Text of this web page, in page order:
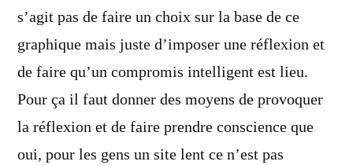
s’agit pas de faire un choix sur la base de ce
graphique mais juste d’imposer une réflexion et
de faire qu’un compromis intelligent est lieu.
Pour ça il faut donner des moyens de provoquer
la réflexion et de faire prendre conscience que
oui, pour les gens un site lent ce n’est pas